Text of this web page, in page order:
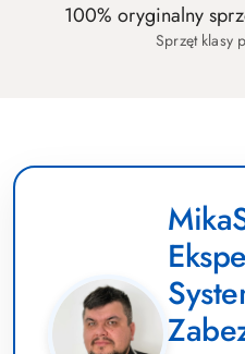
100% oryginalny
Sprzęt klasy